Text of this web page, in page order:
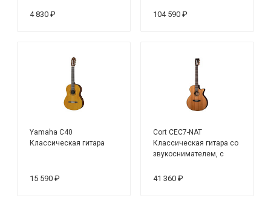
4 830 ₽ 104 590 ₽
Yamaha C40
Классическая гитара
15 590 ₽
Cort CEC7-NAT
Классическая гитара со
звукоснимателем, с
натуральный
41 360 ₽